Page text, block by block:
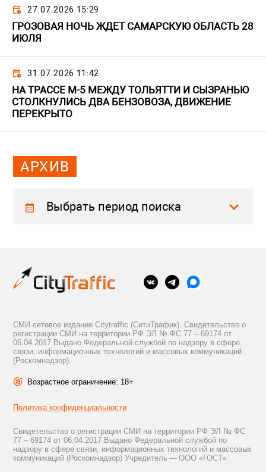
27.07.2026 15:29
ГРОЗОВАЯ НОЧЬ ЖДЕТ САМАРСКУЮ ОБЛАСТЬ 28
ИЮЛЯ
31.07.2026 11:42
НА ТРАССЕ М-5 МЕЖДУ ТОЛЬЯТТИ И СЫЗРАНЬЮ
СТОЛКНУЛИСЬ ДВА БЕНЗОВОЗА, ДВИЖЕНИЕ
ПЕРЕКРЫТО
АРХИВ
Выбрать период поиска
СМИ сетевое издание Citytraffic (СитиТрафик). Свидетельство о
регистрации СМИ на территории РФ ЭЛ № ФС 77 – 69174 от
06.04.2017 Выдано Федеральной службой по надзору в сфере
связи, информационных технологий и массовых коммуникаций
(Роскомнадзор).
Возрастное ограничение: 18+
Политика конфиденциальности
Свидетельство о регистрации СМИ на территории РФ ЭЛ № ФС
77 – 69174 от 06.04.2017 Выдано Федеральной службой по
надзору в сфере связи, информационных технологий и массовых
коммуникаций (Роскомнадзор) Учредитель — ООО «ГОСТ»